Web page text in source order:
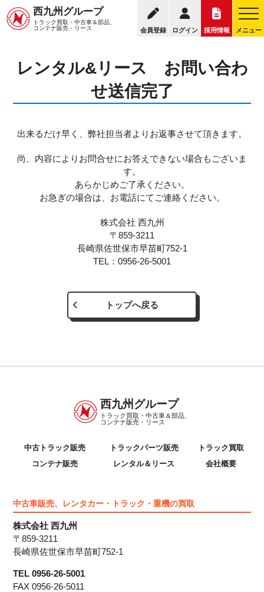
西九州グループ
トラック買取・中古車＆部品、
コンテナ販売・リース
会員登録 ログイン 採用情報 メニュー
レンタル＆リーストップ 選ばれる理由 料金表
レンタル&リース お問い合わ
せ送信完了
出来るだけ早く、弊社担当者よりお返事させて頂きます。
尚、内容によりお問合せにお答えできない場合もございま
す。
あらかじめご了承ください。
お急ぎの場合は、お電話にてご連絡ください。
株式会社 西九州
〒859-3211
長崎県佐世保市早苗町752-1
TEL：0956-26-5001
トップへ戻る
西九州グループ
トラック買取・中古車＆部品、
コンテナ販売・リース
中古トラック販売 トラックパーツ販売
トラック買取
コンテナ販売
レンタル＆リース 会社概要
中古車販売、レンタカー・トラック・重機の買取
株式会社 西九州
〒859-3211
長崎県佐世保市早苗町752-1
TEL 0956-26-5001
FAX 0956-26-5011